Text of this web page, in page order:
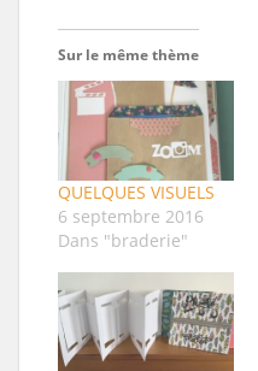
Sur le même thème
QUELQUES VISUELS
6 septembre 2016
Dans "braderie"